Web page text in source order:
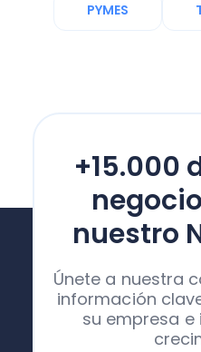
PYMES
+15.000
nuestro
Únete a nuestra
información
su empresa